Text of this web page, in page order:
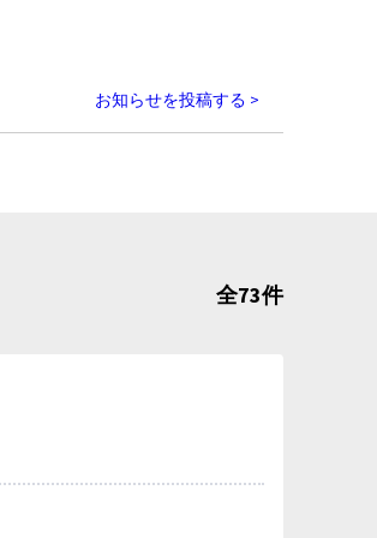
お知らせを投稿する >
全73件